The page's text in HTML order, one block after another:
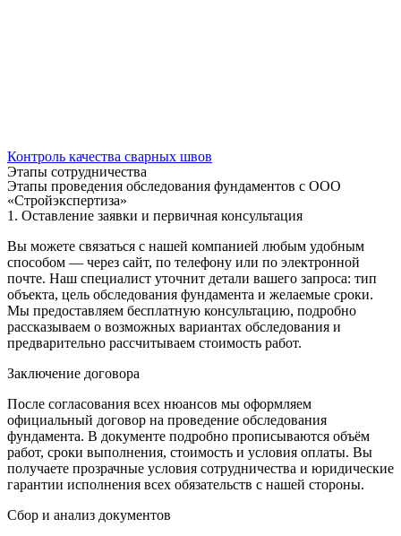
Контроль качества сварных швов
Этапы сотрудничества
Этапы проведения обследования фундаментов с ООО
«Стройэкспертиза»
1. Оставление заявки и первичная консультация
Вы можете связаться с нашей компанией любым удобным
способом — через сайт, по телефону или по электронной
почте. Наш специалист уточнит детали вашего запроса: тип
объекта, цель обследования фундамента и желаемые сроки.
Мы предоставляем бесплатную консультацию, подробно
рассказываем о возможных вариантах обследования и
предварительно рассчитываем стоимость работ.
Заключение договора
После согласования всех нюансов мы оформляем
официальный договор на проведение обследования
фундамента. В документе подробно прописываются объём
работ, сроки выполнения, стоимость и условия оплаты. Вы
получаете прозрачные условия сотрудничества и юридические
гарантии исполнения всех обязательств с нашей стороны.
Сбор и анализ документов